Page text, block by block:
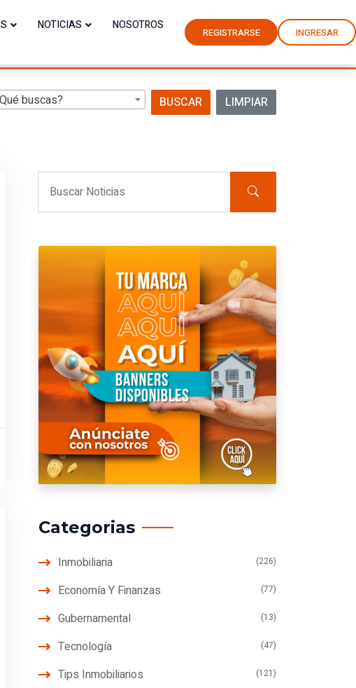
NOTICIAS NOSOTROS REGISTRARSE INGRESAR
buscas? BUSCAR LIMPIAR
Categorias
Inmobiliaria (226)
Economía Y Finanzas (77)
Gubernamental (13)
Tecnología (47)
Tips Inmobiliarios (121)